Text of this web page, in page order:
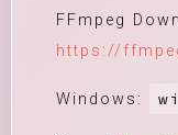
FFmpeg
https://
Windows: